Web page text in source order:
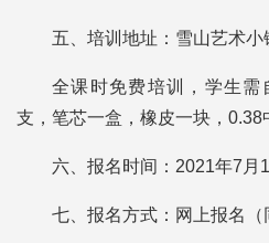
五、培训地址：雪山艺术
全课时免费培训，学生需
支，笔芯一盒，橡皮一块，0.38
六、报名时间：2021年7月
七、报名方式：网上报名（